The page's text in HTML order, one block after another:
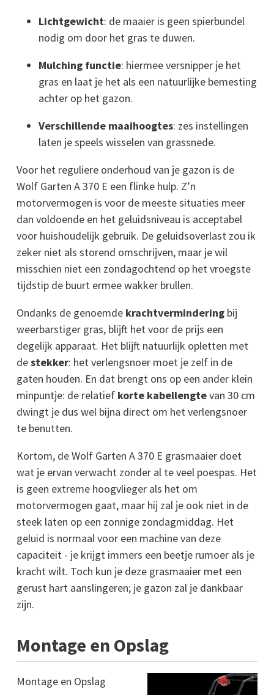
Lichtgewicht: de maaier is geen spierbundel
nodig om door het gras te duwen.
Mulching functie: hiermee versnipper je het
gras en laat je het als een natuurlijke bemesting
achter op het gazon.
Verschillende maaihoogtes: zes instellingen
laten je speels wisselen van grassnede.
Voor het reguliere onderhoud van je gazon is de
Wolf Garten A 370 E een flinke hulp. Z’n
motorvermogen is voor de meeste situaties meer
dan voldoende en het geluidsniveau is acceptabel
voor huishoudelijk gebruik. De geluidsoverlast zou ik
zeker niet als storend omschrijven, maar je wil
misschien niet een zondagochtend op het vroegste
tijdstip de buurt ermee wakker brullen.
Ondanks de genoemde krachtvermindering bij
weerbarstiger gras, blijft het voor de prijs een
degelijk apparaat. Het blijft natuurlijk opletten met
destekker: het verlengsnoer moet je zelf in de
gaten houden. En dat brengt ons op een ander klein
minpuntje: de relatief korte kabellengtevan 30 cm
dwingt je dus wel bijna direct om het verlengsnoer
te benutten.
Kortom, de Wolf Garten A 370 E grasmaaier doet
wat je ervan verwacht zonder al te veel poespas. Het
is geen extreme hoogvlieger als het om
motorvermogen gaat, maar hij zal je ook niet in de
steek laten op een zonnige zondagmiddag. Het
geluid is normaal voor een machine van deze
capaciteit - je krijgt immers een beetje rumoer als je
kracht wilt. Toch kun je deze grasmaaier met een
gerust hart aanslingeren; je gazon zal je dankbaar
zijn.
Montage en Opslag
Montage en Opslag